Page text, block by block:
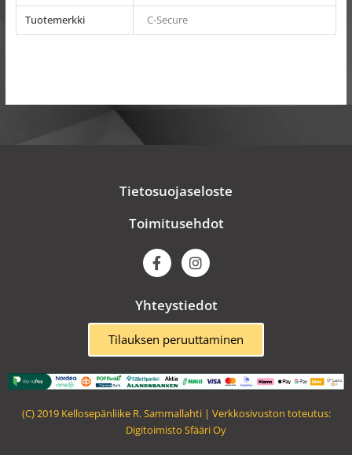
Tuotemerkki
C-Secure
Tietosuojaseloste
Toimitusehdot
F
a
c
b
o
o
k
I
n
s
a
g
r
a
m
Yhteystiedot
Tilauksen peruuttaminen
(C) 2019 Kellosepänliike R. Sammallahti | Verkkosivuston toteutus:
Digitoimisto Sfääri Oy